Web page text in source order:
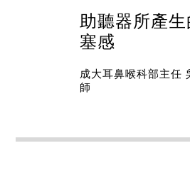
助聽器所產生
塞感
成大耳鼻喉科部主任
師